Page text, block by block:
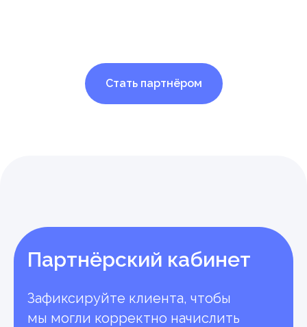
Стать партнёром
Партнёрский кабинет
Зафиксируйте клиента, чтобы
мы могли корректно начислить